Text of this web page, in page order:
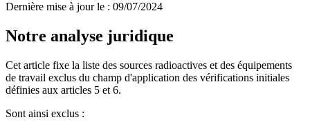
Dernière mise à jour le : 09/07/2024
Notre analyse juridique
Cet article fixe la liste des sources radioactives et des équipements
de travail exclus du champ d'application des vérifications initiales
définies aux articles 5 et 6.
Sont ainsi exclus :